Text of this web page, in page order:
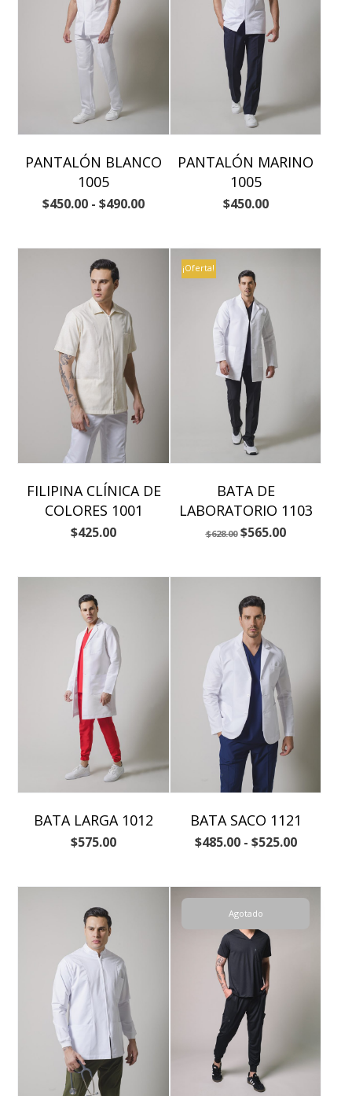
PANTALÓN BLANCO
1005
$450.00 - $490.00
PANTALÓN MARINO
1005
$450.00
FILIPINA CLÍNICA DE
COLORES 1001
$425.00
BATA DE
LABORATORIO 1103
$628.00 $565.00
¡Oferta!
BATA LARGA 1012
$575.00
BATA SACO 1121
$485.00 - $525.00
Agotado